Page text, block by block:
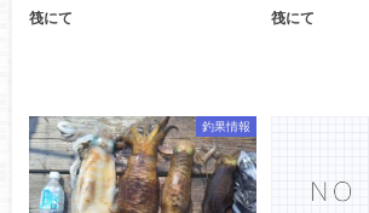
筏にて 筏にて
釣果情報